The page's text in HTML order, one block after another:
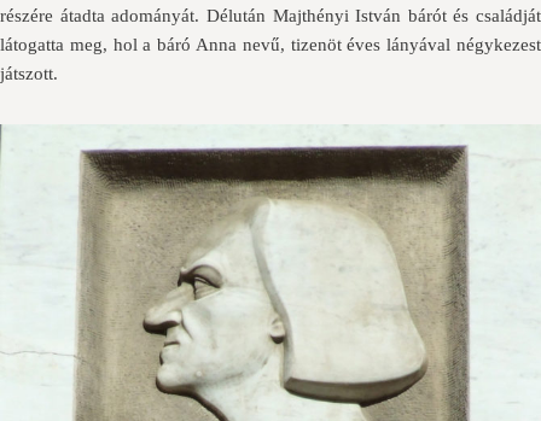
részére átadta adományát. Délután Majthényi István bárót és családját
látogatta meg, hol a báró Anna nevű, tizenöt éves lányával négykezest
játszott.